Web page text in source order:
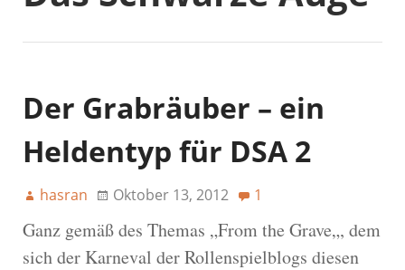
Der Grabräuber – ein
Heldentyp für DSA 2
hasran Oktober 13, 2012 1
Ganz gemäß des Themas „From the Grave„, dem
sich der Karneval der Rollenspielblogs diesen